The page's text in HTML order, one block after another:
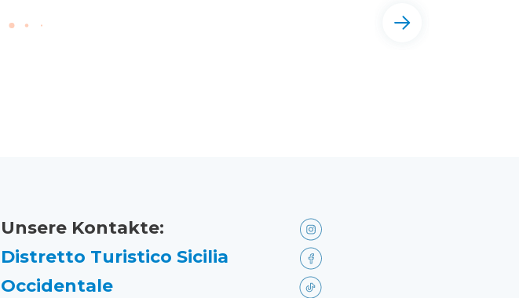
Unsere Kontakte:
Distretto Turistico Sicilia
Occidentale